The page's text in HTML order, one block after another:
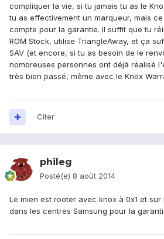
compliquer la vie, si tu jamais tu as le
tu as effectivement un marqueur, mais
compte pour la garantie. Il suffit que tu
ROM Stock, utilise TriangleAway, et ça
SAV (et encore, si tu as besoin de le
nombreuses personnes ont déjà réalisé
très bien passé, même avec le Knox
Citer
phileg
Posté(e) 8 août 2014
Le mien est rooter avec knox à 0x1 et
dans les centres Samsung pour la